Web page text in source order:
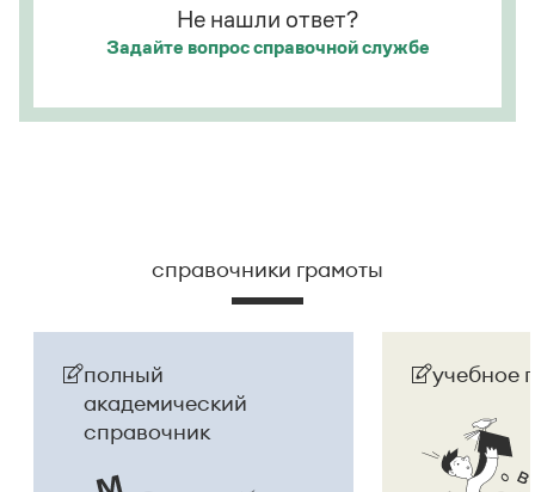
Не нашли ответ?
Задайте вопроссправочной службе
справочники грамоты
полный
академический
справочник
учебное